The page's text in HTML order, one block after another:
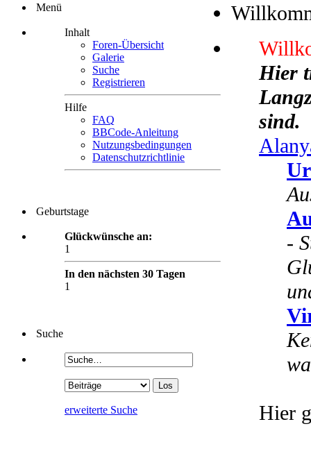
Menü
Inhalt
Foren-Übersicht
Galerie
Suche
Registrieren
Hilfe
FAQ
BBCode-Anleitung
Nutzungsbedingungen
Datenschutzrichtlinie
Geburtstage
Glückwünsche an:
1
In den nächsten 30 Tagen
1
Suche
erweiterte Suche
Hier
sind.
-
Hier